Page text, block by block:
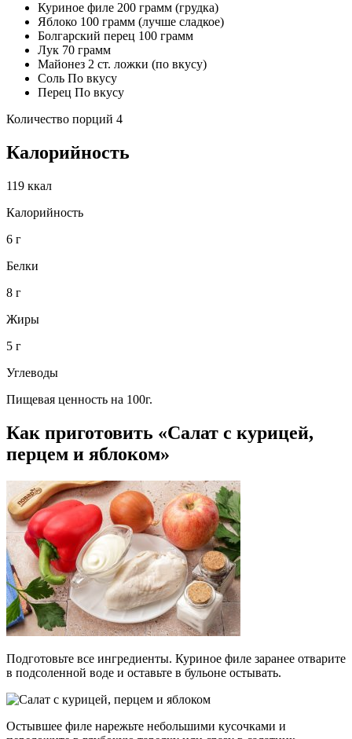
Куриное филе 200 грамм (грудка)
Яблоко 100 грамм (лучше сладкое)
Болгарский перец 100 грамм
Лук 70 грамм
Майонез 2 ст. ложки (по вкусу)
Соль По вкусу
Перец По вкусу
Количество порций 4
Калорийность
119 ккал
Калорийность
6 г
Белки
8 г
Жиры
5 г
Углеводы
Пищевая ценность на 100г.
Как приготовить «Салат с курицей,
перцем и яблоком»
Подготовьте все ингредиенты. Куриное филе заранее отварите
в подсоленной воде и оставьте в бульоне остывать.
Остывшее филе нарежьте небольшими кусочками и